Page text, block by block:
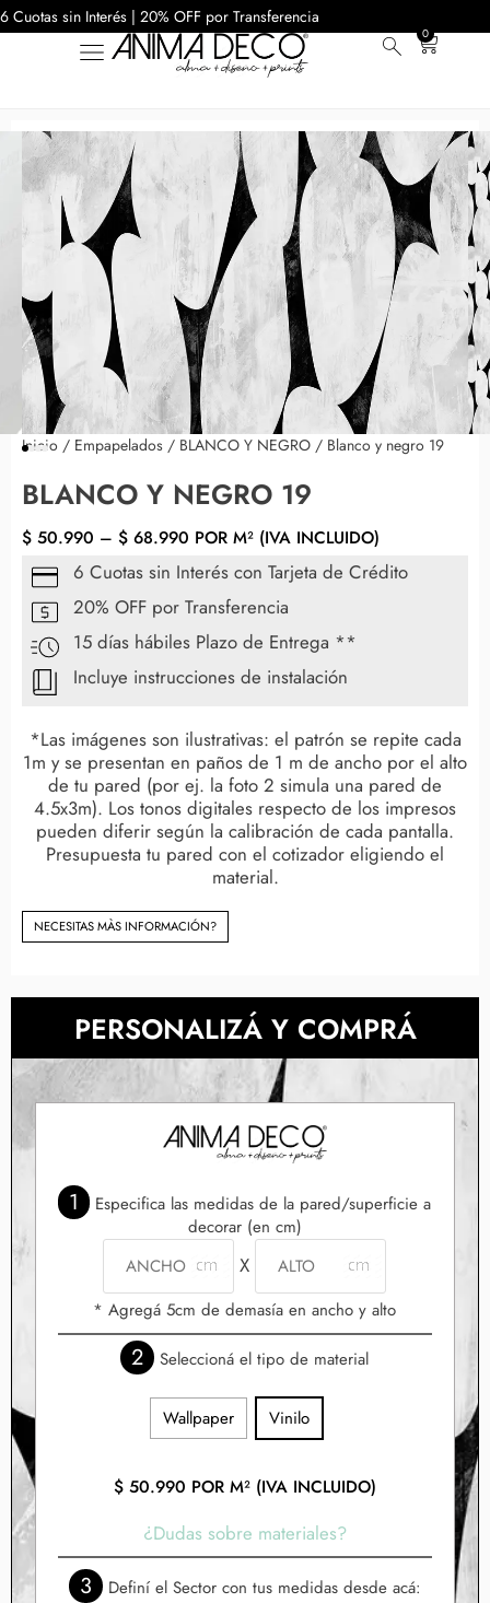
6 Cuotas sin Interés | 20% OFF por Transferencia
0
Inicio / Empapelados / BLANCO Y NEGRO / Blanco y negro 19
BLANCO Y NEGRO 19
$ 50.990 – $ 68.990 POR M² (IVA INCLUIDO)
6 Cuotas sin Interés con Tarjeta de Crédito
20% OFF por Transferencia
15 días hábiles Plazo de Entrega **
Incluye instrucciones de instalación
*Las imágenes son ilustrativas: el patrón se repite cada
1m y se presentan en paños de 1 m de ancho por el alto
de tu pared (por ej. la foto 2 simula una pared de
4.5x3m). Los tonos digitales respecto de los impresos
pueden diferir según la calibración de cada pantalla.
Presupuesta tu pared con el cotizador eligiendo el
material.
NECESITAS MÀS INFORMACIÓN?
PERSONALIZÁ Y COMPRÁ
1
Especifica las medidas de la pared/superficie a
decorar (en cm)
X
* Agregá 5cm de demasía en ancho y alto
2 Seleccioná el tipo de material
Wallpaper Vinilo
$50.990 POR M² (IVA INCLUIDO)
¿Dudas sobre materiales?
3 Definí el Sector con tus medidas desde acá: